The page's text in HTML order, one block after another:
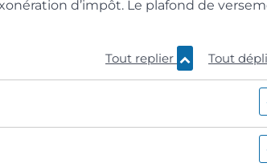
d’impôt. Le plafond de
Tout replier Tout